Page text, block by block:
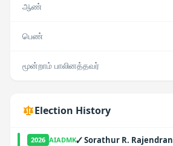
ஆண்
பெண்
மூன்றாம் பாலினத்தவர்
Election History
2026 AIADMK✓Sorathur R. Rajendran